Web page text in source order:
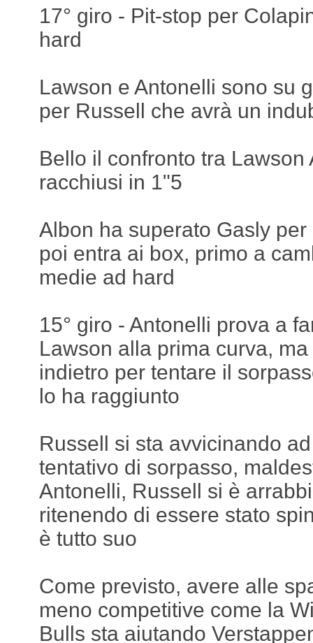
17° giro - Pit-stop per
hard
Lawson e Antonelli sono su
per Russell che avrà un
Bello il confronto tra
racchiusi in 1"5
Albon ha superato Gasly
poi entra ai box, primo a
medie ad hard
15° giro - Antonelli prova a
Lawson alla prima curva,
indietro per tentare il
lo ha raggiunto
Russell si sta avvicinando
tentativo di sorpasso,
Antonelli, Russell si è
ritenendo di essere stato
è tutto suo
Come previsto, avere alle
meno competitive come la
Bulls sta aiutando